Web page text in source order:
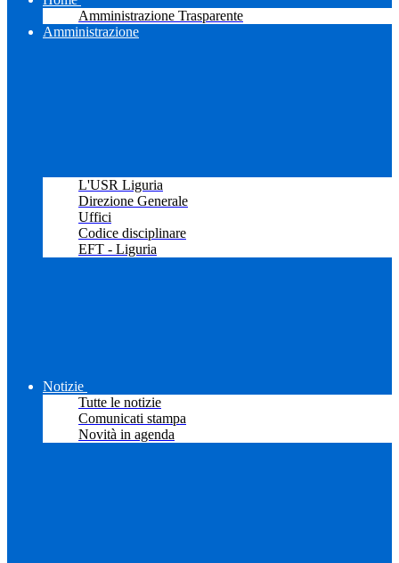
Amministrazione Trasparente
Amministrazione
L'USR Liguria
Direzione Generale
Uffici
Codice disciplinare
EFT - Liguria
Notizie
Tutte le notizie
Comunicati stampa
Novità in agenda